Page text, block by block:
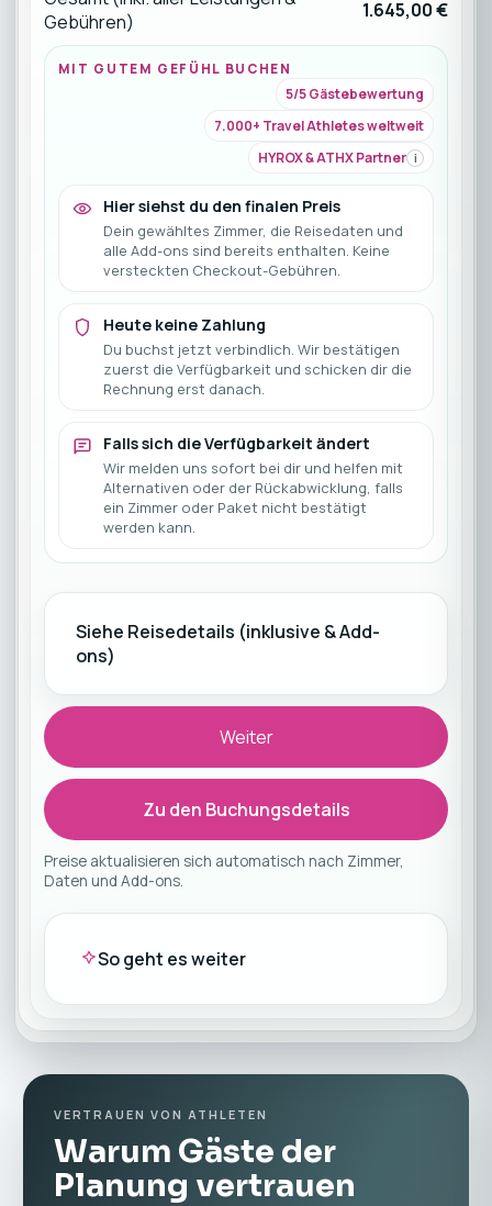
Gebühren)
1.645,00 €
MIT GUTEM GEFÜHL BUCHEN
5/5 Gästebewertung
7.000+ Travel Athletes weltweit
HYROX & ATHX Partner i
Hier siehst du den finalen Preis
Dein gewähltes Zimmer, die Reisedaten und
alle Add-ons sind bereits enthalten. Keine
versteckten Checkout-Gebühren.
Heute keine Zahlung
Du buchst jetzt verbindlich. Wir bestätigen
zuerst die Verfügbarkeit und schicken dir die
Rechnung erst danach.
Falls sich die Verfügbarkeit ändert
Wir melden uns sofort bei dir und helfen mit
Alternativen oder der Rückabwicklung, falls
ein Zimmer oder Paket nicht bestätigt
werden kann.
Siehe Reisedetails (inklusive & Add-
ons)
Weiter
Zu den Buchungsdetails
Preise aktualisieren sich automatisch nach Zimmer,
Daten und Add-ons.
So geht es weiter
VERTRAUEN VON ATHLETEN
Warum Gäste der
Planung vertrauen